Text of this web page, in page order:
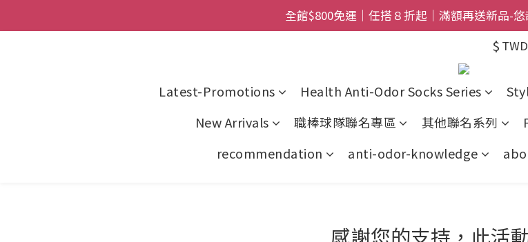
全館$800免運｜任搭８折起｜滿額再送新品-悠
全館$800免運｜任搭８折起｜滿額再送新品-悠
新品快訊｜2026限定俐落斑馬除臭襪登場！
父親節禮盒登場｜把舒適送進爸爸的每一天，日夜
$ TWD
Latest-Promotions Health Anti-Odor Socks Series
New Arrivals
職棒球隊聯名專區 其他聯名系列
recommendation
anti-odor-knowledge
感謝您的支持，此活